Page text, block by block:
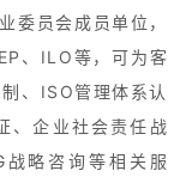
委员会成员单位，
、ILO等，可为客
、ISO管理体系认
、企业社会责任战
战略咨询等相关服